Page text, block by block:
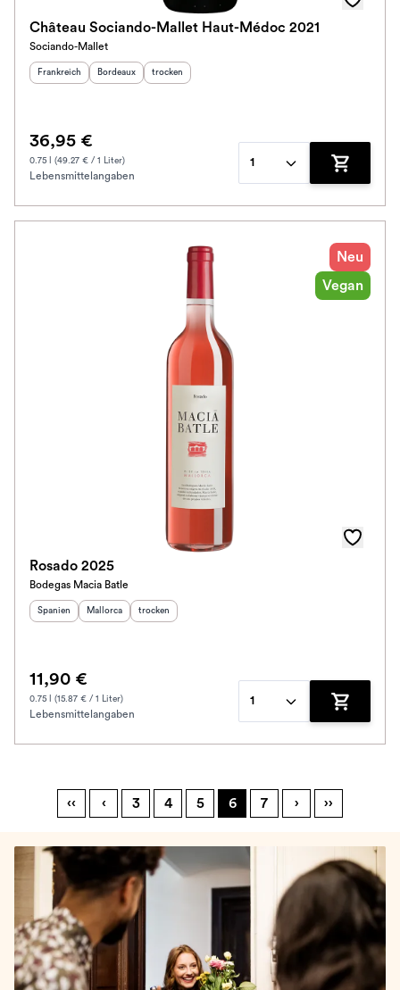
Château Sociando-Mallet Haut-Médoc 2021
Sociando-Mallet
Herkunftsland
Frankreich Herkunftsregion:
Bordeaux Geschmack
trocken
36,95 €
0.75 l (49.27 € / 1 Liter)
Lebensmittelangaben
1
Zum
Neu
Vegan
Rosado 2025
Bodegas Macia Batle
Herkunftsland:
Spanien Herkunftsregion:
Mallorca Geschmack
trocken
11,90 €
0.75 l (15.87 € / 1 Liter)
Lebensmittelangaben
1
Zum
‹‹ ‹ 3 4 5 6 7 › ››